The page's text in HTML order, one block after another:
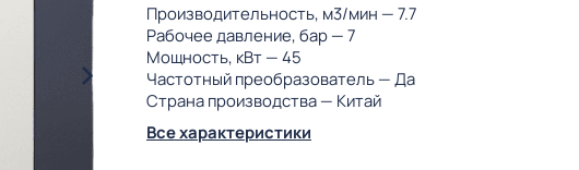
Производительность, м3/мин — 7.7
Рабочее давление, бар — 7
Мощность, кВт — 45
Частотный преобразователь — Да
Страна производства — Китай
Все характеристики